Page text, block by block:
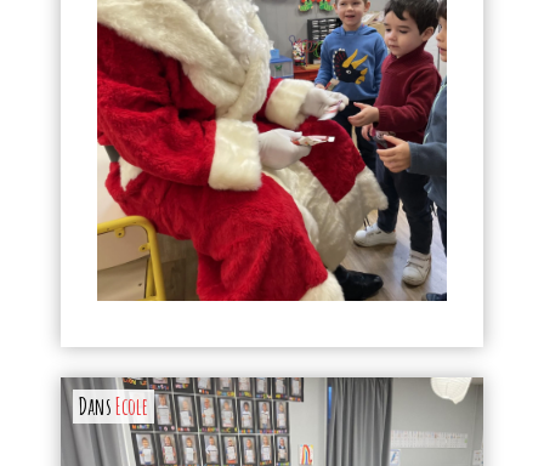
DansEcole